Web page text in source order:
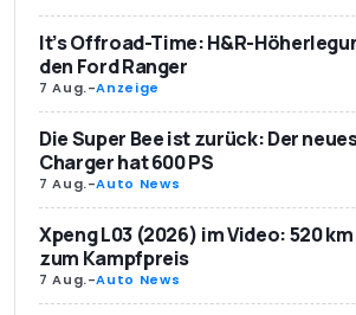
It’s Offroad-Time: H&R-
den Ford Ranger
7 Aug.-Anzeige
Die Super Bee ist zurück: Der
Charger hat 600 PS
7 Aug.-Auto News
Xpeng L03 (2026) im Video: 520
zum Kampfpreis
7 Aug.-Auto News